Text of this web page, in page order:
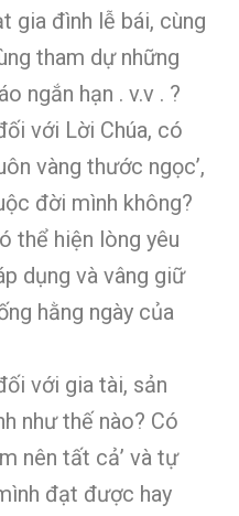
gia đình lễ bái, cùng
tham dự những
ngắn hạn . v.v . ?
với Lời Chúa, có
vàng thước ngọc’,
đời mình không?
thể hiện lòng yêu
dụng và vâng giữ
hằng ngày của
với gia tài, sản
như thế nào? Có
nên tất cả’ và tự
đạt được hay